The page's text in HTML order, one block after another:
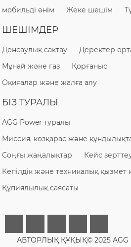
мобильді өнім
Жеке шешім
ШЕШІМДЕР
Денсаулық сақтау Деректер
Мұнай және газ
Қорғаныс
Оқиғалар және жалға алу
БІЗ ТУРАЛЫ
AGG Power туралы
Миссия, көзқарас және
Соңғы жаңалықтар
Кейс
Кепілдік және техникалық қызмет
Құпиялылық саясаты
АВТОРЛЫҚ ҚҰҚЫҚ© 2025 AGG